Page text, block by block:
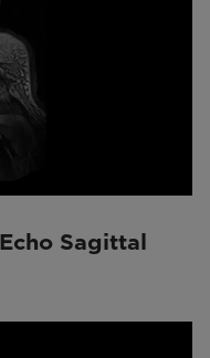
Sagittal